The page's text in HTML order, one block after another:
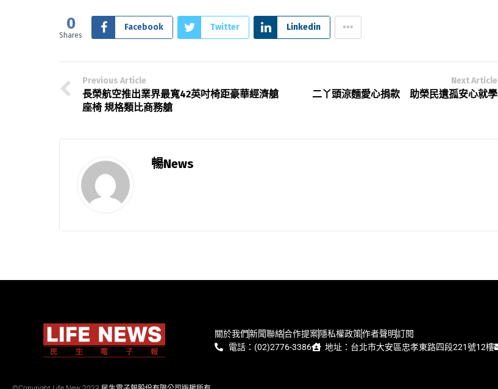
0
Shares
Facebook Twitter Linkedin
Previous Article
長榮航空推出業界最寬42英吋椅距豪華經濟艙
座椅 規格類比商務艙
Next Article
二丫頭涼麵愛心捐款 助榮民遺孤安心就學
暢News
關於我們新聞聯絡合作提案隱私權政策作者聲明訂閱
電話：(02)2776-3386
地址：台北市大安區忠孝東路四段221號12樓